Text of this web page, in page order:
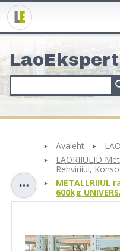
Avaleht
LAORIIULID
Rehviriiul,
METALLRIIUL
600kg